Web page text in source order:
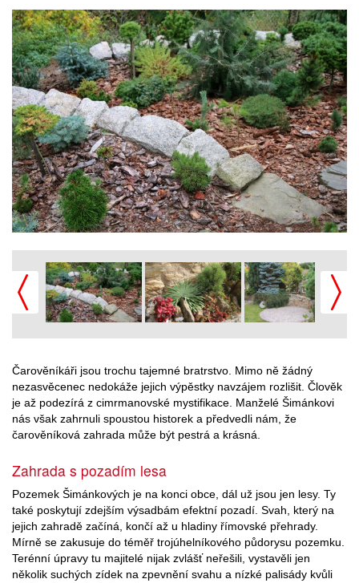
Čarověníkáři jsou trochu tajemné bratrstvo. Mimo ně žádný
nezasvěcenec nedokáže jejich výpěstky navzájem rozlišit. Člověk
je až podezírá z cimrmanovské mystifikace. Manželé Šimánkovi
nás však zahrnuli spoustou historek a předvedli nám, že
čarověníková zahrada může být pestrá a krásná.
Zahrada s pozadím lesa
Pozemek Šimánkových je na konci obce, dál už jsou jen lesy. Ty
také poskytují zdejším výsadbám efektní pozadí. Svah, který na
jejich zahradě začíná, končí až u hladiny římovské přehrady.
Mírně se zakusuje do téměř trojúhelníkového půdorysu pozemku.
Terénní úpravy tu majitelé nijak zvlášť neřešili, vystavěli jen
několik suchých zídek na zpevnění svahu a nízké palisády kvůli